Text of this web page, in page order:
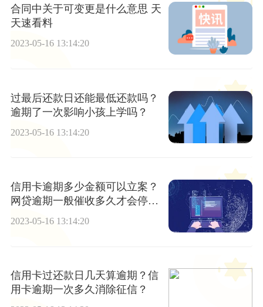
合同中关于可变更是什么意思 天
天速看料
2023-05-16 13:14:20
过最后还款日还能最低还款吗？
逾期了一次影响小孩上学吗？
2023-05-16 13:14:20
信用卡逾期多少金额可以立案？
网贷逾期一般催收多久才会停
止？
2023-05-16 13:14:20
信用卡过还款日几天算逾期？信
用卡逾期一次多久消除征信？